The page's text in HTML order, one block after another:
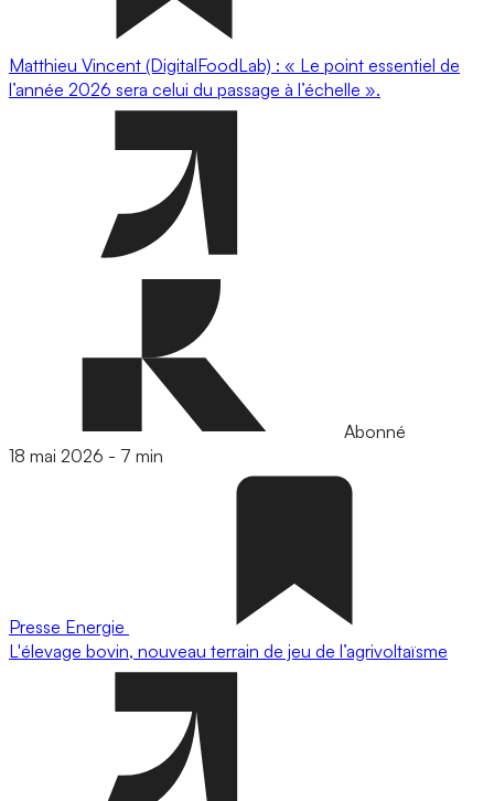
Matthieu Vincent (DigitalFoodLab) : « Le point essentiel de
l’année 2026 sera celui du passage à l’échelle ».
Abonné
18 mai 2026 - 7 min
Presse Energie
L'élevage bovin, nouveau terrain de jeu de l’agrivoltaïsme